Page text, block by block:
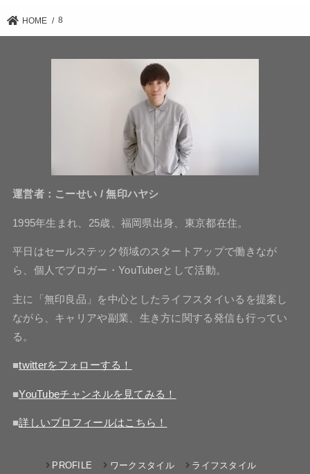
HOME 8
運営者：こーせい / 無印ハヤシ
1995年生まれ、25歳、福岡県出身、東京都在住。
平日はセールステック領域のスタートアップで働きなが
ら、個人でブロガー・YouTuberとして活動。
主に「無印良品」を中心としたライフスタイいるを提案し
ながら、キャリアや副業、生き方に関する発信も行ってい
る。
■twitterをフォローする！
■YouTubeチャンネルを見てみる！
■詳しいプロフィールはこちら！
PROFILE ワークスタイル ライフスタイル